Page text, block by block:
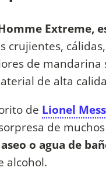
Extreme,
crujientes,
de mandarina
de alta
de Lionel
de
o agua de
alcohol.